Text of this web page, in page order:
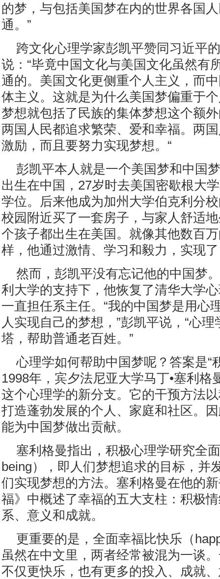
的梦，与包括美国梦在内的世界各国
通。”
跨文化心理学家彭凯平赞同习近平
说：“毕竟中国文化与美国文化虽然有
通的。美国文化更侧重个人主义，而
体主义。这就是为什么美国梦偏重于
梦想就包括了民族的集体梦想这个额
两国人民都追求繁荣、爱和幸福。两
激励，而且要努力实现梦想。“
彭凯平本人就是一个美国梦和中国
出生在中国，27岁时去美国密歇根大
学位。后来他成为加州大学伯克利分
校园附近买了一套房子，与家人舒适
个孩子都出生在美国。就像其他数百
样，他通过激情、学习和毅力，实现
然而，彭凯平没有忘记他的中国梦
利大学的支持下，他恢复了清华大学
一直担任系主任。“我的中国梦是用心
人实现自己的梦想，”彭凯平说，“心
塔，帮助普通老百姓。”
心理学如何帮助中国梦呢？答案是“
1998年，宾夕法尼亚大学马丁•塞利格
这个心理学的新分支。它的干预方法
打造蓬勃发展的个人、家庭和社区。
能为中国梦做出贡献。
塞利格曼指出，积极心理学研究全
being），即人们梦想追求的目标，并
们实现梦想的方法。塞利格曼在他的
福》中概述了幸福的五大支柱：积极
系、意义和成就。
更重要的是，全面幸福比快乐（
虽然在中文里，两者经常被混为一谈
不仅更快乐，也有更多的投入、成就